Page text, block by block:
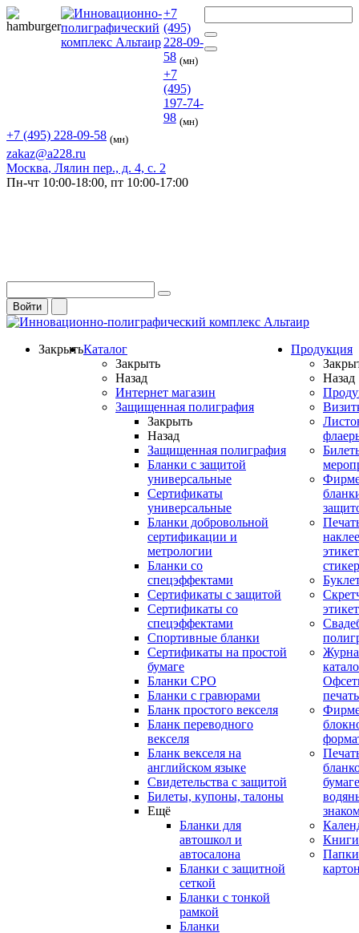
+7
(495)
228-09-
58 (мн)
+7
(495)
197-74-
98 (мн)
+7 (495) 228-09-58 (мн)
zakaz@a228.ru
Москва, Лялин пер., д. 4, с. 2
Пн-чт 10:00-18:00, пт 10:00-17:00
Войти
ЗакрытьКаталог
Закрыть
Назад
Интернет магазин
Защищенная полиграфия
Закрыть
Назад
Защищенная полиграфия
Бланки с защитой
универсальные
Сертификаты
универсальные
Бланки добровольной
сертификации и
метрологии
Бланки со
спецэффектами
Сертификаты с защитой
Сертификаты со
спецэффектами
Спортивные бланки
Cертификаты на простой
бумаге
Бланки СРО
Бланки с гравюрами
Бланк простого векселя
Бланк переводного
векселя
Бланк векселя на
английском языке
Свидетельства с защитой
Билеты, купоны, талоны
Ещё
Бланки для
автошкол и
автосалона
Бланки с защитной
сеткой
Бланки с тонкой
рамкой
Бланки
Продукция
Назад
печать
Книги
Папки